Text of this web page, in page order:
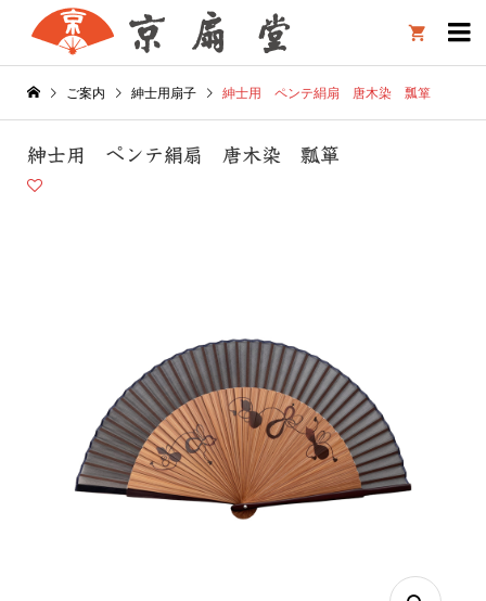

ご案内 紳士用扇子 紳士用 ペンテ絹扇 唐木染 瓢箪
紳士用 ペンテ絹扇 唐木染 瓢箪